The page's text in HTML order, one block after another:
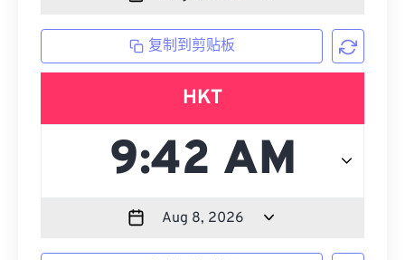
复制到剪贴板
HKT